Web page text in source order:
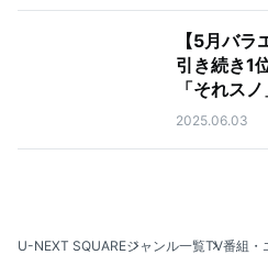
【5月バラ
引き続き1
「それス
2025.06.03
U-NEXT SQUAREジャンル一覧TV番組・